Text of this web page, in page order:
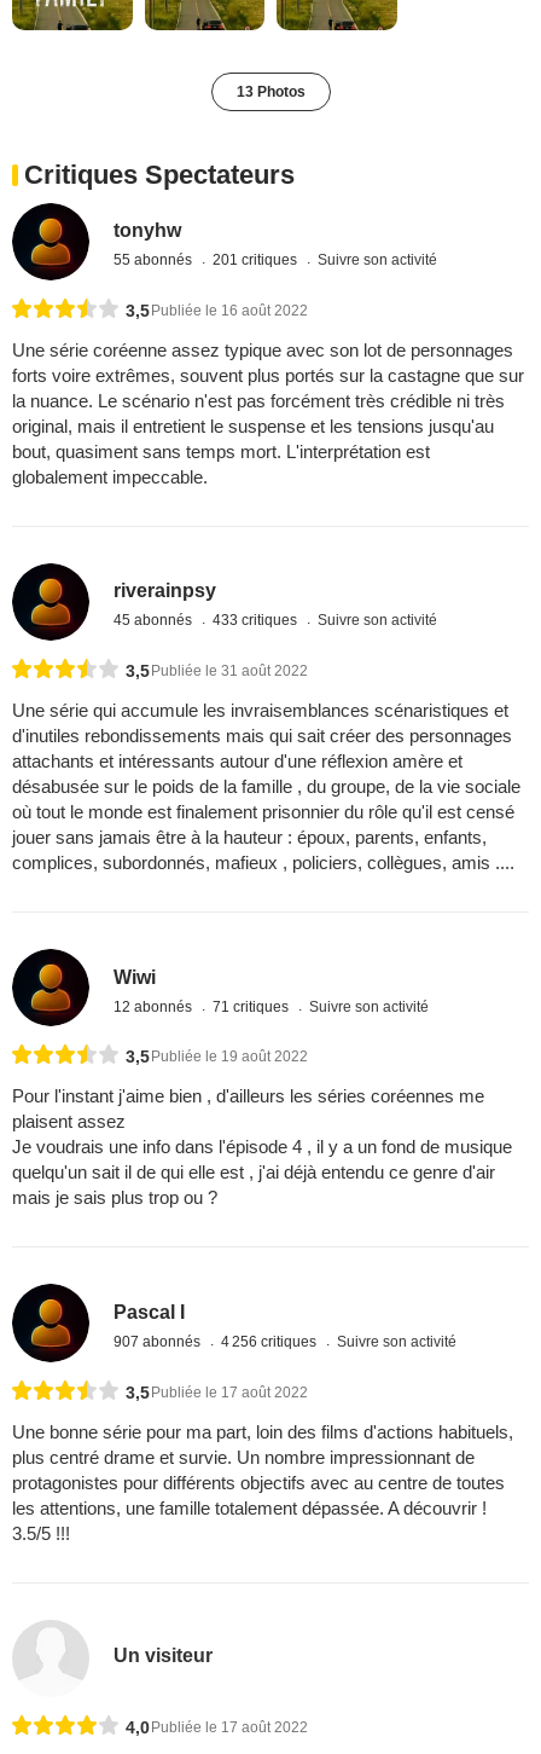
13 Photos
Critiques Spectateurs
tonyhw
55 abonnés 201 critiques Suivre son activité
3,5Publiée le 16 août 2022
Une série coréenne assez typique avec son lot de personnages
forts voire extrêmes, souvent plus portés sur la castagne que sur
la nuance. Le scénario n'est pas forcément très crédible ni très
original, mais il entretient le suspense et les tensions jusqu'au
bout, quasiment sans temps mort. L'interprétation est
globalement impeccable.
riverainpsy
45 abonnés 433 critiques Suivre son activité
3,5 Publiée le 31 août 2022
Une série qui accumule les invraisemblances scénaristiques et
d'inutiles rebondissements mais qui sait créer des personnages
attachants et intéressants autour d'une réflexion amère et
désabusée sur le poids de la famille , du groupe, de la vie sociale
où tout le monde est finalement prisonnier du rôle qu'il est censé
jouer sans jamais être à la hauteur : époux, parents, enfants,
complices, subordonnés, mafieux , policiers, collègues, amis ....
Wiwi
12 abonnés 71 critiques Suivre son activité
3,5 Publiée le 19 août 2022
Pour l'instant j'aime bien , d'ailleurs les séries coréennes me
plaisent assez
Je voudrais une info dans l'épisode 4 , il y a un fond de musique
quelqu'un sait il de qui elle est , j'ai déjà entendu ce genre d'air
mais je sais plus trop ou ?
Pascal I
907 abonnés 4 256 critiques Suivre son activité
3,5Publiée le 17 août 2022
Une bonne série pour ma part, loin des films d'actions habituels,
plus centré drame et survie. Un nombre impressionnant de
protagonistes pour différents objectifs avec au centre de toutes
les attentions, une famille totalement dépassée. A découvrir !
3.5/5 !!!
Un visiteur
4,0Publiée le 17 août 2022